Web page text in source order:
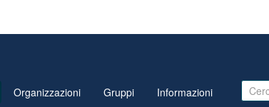
Organizzazioni Gruppi Informazioni